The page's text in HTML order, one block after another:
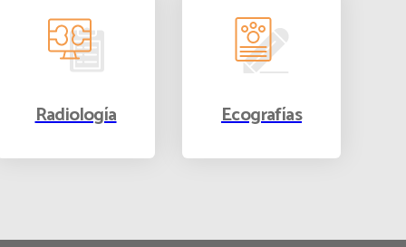
Radiología Ecografías